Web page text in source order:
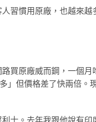
習慣用原廠，也越來
買原廠威而鋼，一個
」但價格差了快兩倍。
士。去年我跟他說有